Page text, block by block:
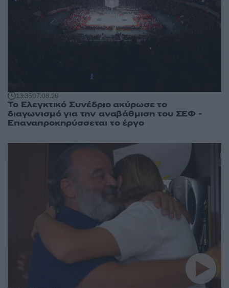
13:3507.08.26
Το Ελεγκτικό Συνέδριο ακύρωσε το
διαγωνισμό για την αναβάθμιση του ΣΕΦ -
Επαναπροκηρύσσεται το έργο